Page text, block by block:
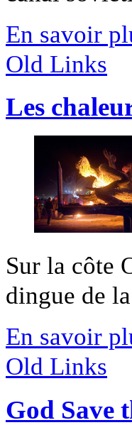
En savoir
Old Links
Les
Sur la côte
dingue de
En savoir
Old Links
God Save